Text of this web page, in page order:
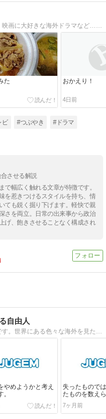
とある趣味やゲームのお話し、映画に大好きな海外ドラマなど…日常の雑記です
た おかえり！
4日前
ビ #つぶやき #ドラマ
させる解説
で幅広く触れる文章が特徴です。
を惹きつけるスタイルを持ち、情
ても鋭く掘り下げます。軽快で親
さを両立。日常の出来事から政治
げ、飽きさせることなく構成され
自由人
やめようかと考え
。
失ったもので
たものを数え
なった時、人
7ヶ月前